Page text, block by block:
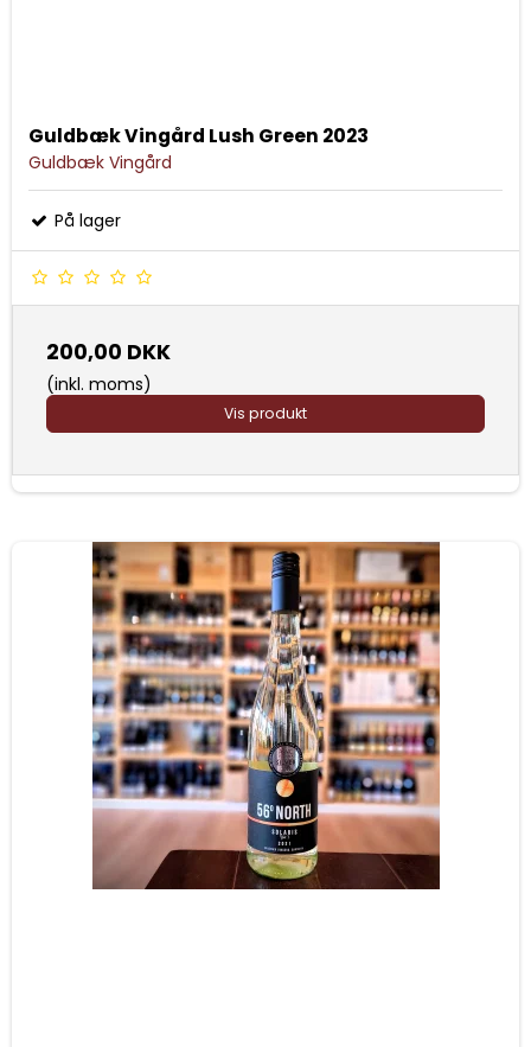
Guldbæk Vingård Lush Green 2023
Guldbæk Vingård
På lager
200,00 DKK
(inkl. moms)
Vis produkt